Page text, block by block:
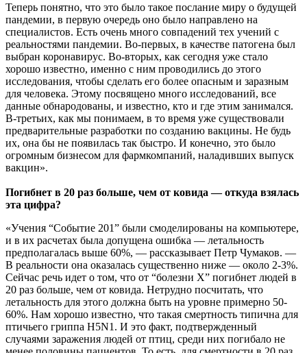
Теперь понятно, что это было такое послание миру о будущей
пандемии, в первую очередь оно было направлено на
специалистов. Есть очень много совпадений тех учений с
реальностями пандемии. Во-первых, в качестве патогена был
выбран коронавирус. Во-вторых, как сегодня уже стало
хорошо известно, именно с ним проводились до этого
исследования, чтобы сделать его более опасным и заразным
для человека. Этому посвящено много исследований, все
данные обнародованы, и известно, кто и где этим занимался.
В-третьих, как мы понимаем, в то время уже существовали
предварительные разработки по созданию вакцины. Не будь
их, она бы не появилась так быстро. И конечно, это было
огромным бизнесом для фармкомпаний, наладивших выпуск
вакцин».
Погибнет в 20 раз больше, чем от ковида — откуда взялась
эта цифра?
«Учения “Событие 201” были смоделированы на компьютере,
и в их расчетах была допущена ошибка — летальность
предполагалась выше 60%, — рассказывает Петр Чумаков. —
В реальности она оказалась существенно ниже — около 2-3%.
Сейчас речь идет о том, что от “болезни Х” погибнет людей в
20 раз больше, чем от ковида. Нетрудно посчитать, что
летальность для этого должна быть на уровне примерно 50-
60%. Нам хорошо известно, что такая смертность типична для
птичьего гриппа H5N1. И это факт, подтвержденный
случаями заражения людей от птиц, среди них погибало не